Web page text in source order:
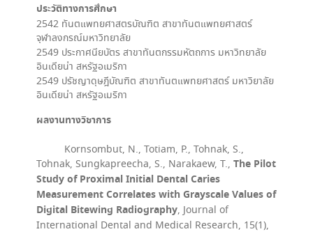
ประวัติทางการศึกษา
2542 ทันตแพทยศาสตรบัณฑิต สาขาทันตแพทยศาสตร์
จุฬาลงกรณ์มหาวิทยาลัย
2549 ประกาศนียบัตร สาขาทันตกรรมหัตถการ มหาวิทยาลัย
อินเดียน่า สหรัฐอเมริกา
2549 ปรัชญาดุษฎีบัณฑิต สาขาทันตแพทยศาสตร์ มหาวิยาลัย
อินเดียน่า สหรัฐอเมริกา
ผลงานทางวิชาการ
Kornsombut, N., Totiam, P., Tohnak, S.,
Tohnak, Sungkapreecha, S., Narakaew, T., The Pilot
Study of Proximal Initial Dental Caries
Measurement Correlates with Grayscale Values of
Digital Bitewing Radiography, Journal of
International Dental and Medical Research, 15(1),